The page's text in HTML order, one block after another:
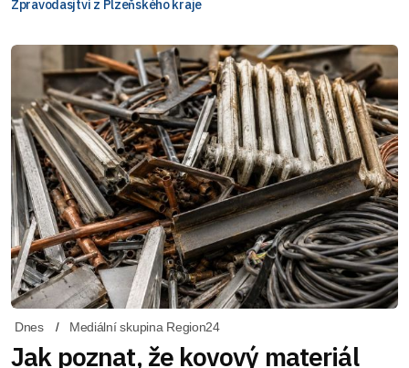
Zpravodasjtví z Plzeňského kraje
Dnes Mediální skupina Region24
Jak poznat, že kovový materiál